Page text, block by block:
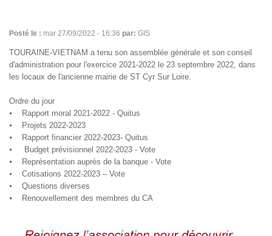
Posté le : mar 27/09/2022 - 16:36 par: GIS
TOURAINE-VIETNAM a tenu son assemblée générale et son conseil
d'administration pour l'exercice 2021-2022 le 23 septembre 2022, dans
les locaux de l'ancienne mairie de ST Cyr Sur Loire.
Ordre du jour
⦁ Rapport moral 2021-2022 - Quitus
⦁ Projets 2022-2023
⦁ Rapport financier 2022-2023- Quitus
⦁ Budget prévisionnel 2022-2023 - Vote
⦁ Représentation auprès de la banque - Vote
⦁ Cotisations 2022-2023 – Vote
⦁ Questions diverses
⦁ Renouvellement des membres du CA